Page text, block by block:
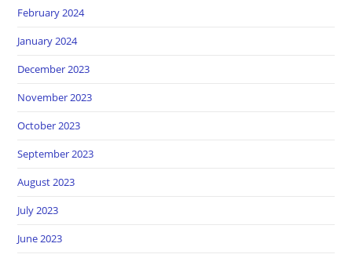
February 2024
January 2024
December 2023
November 2023
October 2023
September 2023
August 2023
July 2023
June 2023